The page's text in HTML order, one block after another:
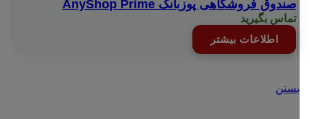
صندوق فروشگاهی پوزبانک AnyShop Prime
تماس بگیرید
اطلاعات بیشتر
بستن